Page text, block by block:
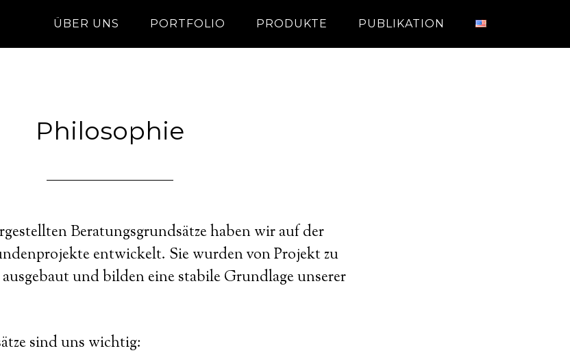
ÜBER UNS PORTFOLIO PRODUKTE PUBLIKATION
Philosophie
Beratungsgrundsätze haben wir auf der
entwickelt. Sie wurden von Projekt zu
und bilden eine stabile Grundlage unserer
sind uns wichtig: